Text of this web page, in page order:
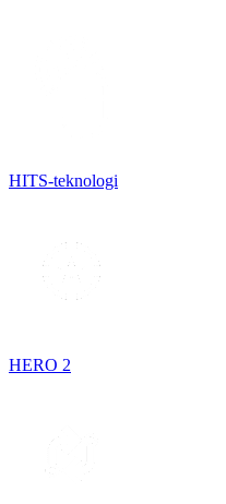
HITS-teknologi
HERO 2